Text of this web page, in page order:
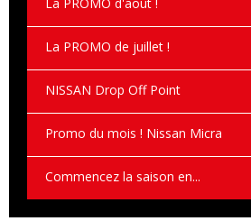
La PROMO de juillet !
NISSAN Drop Off Point
Promo du mois ! Nissan Micra
Commencez la saison en...